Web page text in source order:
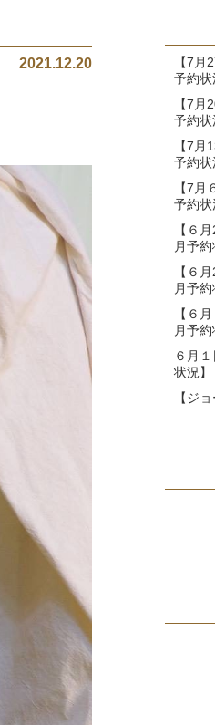
2021.12.20
【7
予約状
【7
予約状
【7
予約状
【7
予約状
【６
月予約
【６
月予約
【６
月予約
６月
状況】
【ジ